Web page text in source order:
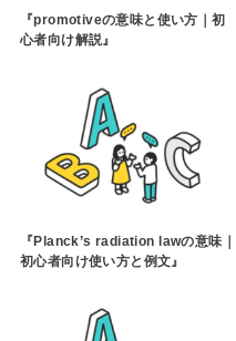
『promotiveの意味と使い方｜初
心者向け解説』
『Planck’s radiation lawの意味｜
初心者向け使い方と例文』